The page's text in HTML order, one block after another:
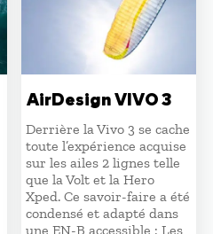
AirDesign VIVO 3
Derrière la Vivo 3 se cache
toute l’expérience acquise
sur les ailes 2 lignes telle
que la Volt et la Hero
Xped. Ce savoir-faire a été
condensé et adapté dans
une EN-B accessible : Les